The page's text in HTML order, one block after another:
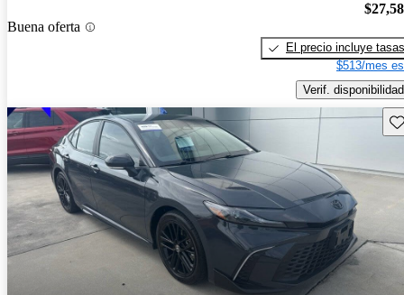
Buena oferta
El precio incluye tasas
$513/mes
Verif. disponibilidad